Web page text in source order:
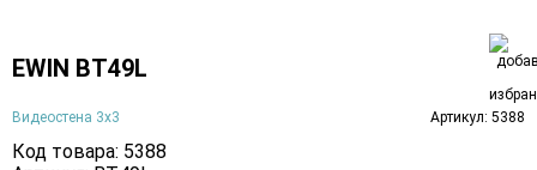
EWIN BT49L
Видеостена 3х3 Артикул: 5388
Код товара: 5388